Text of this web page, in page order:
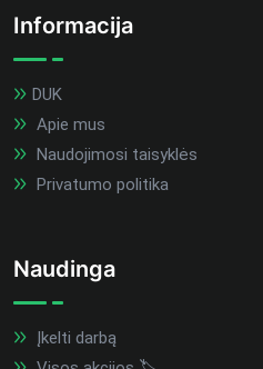
Informacija
DUK
Apie mus
Naudojimosi taisyklės
Privatumo politika
Naudinga
Įkelti darbą